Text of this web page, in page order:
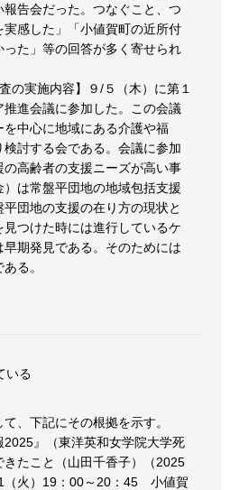
告会だった。つなぐこと、つ
感した」「小値賀町の近所付
た」等の回答が多く寄せられ
の実施内容】９/５（木）に第１
進会議に参加した。この会議
中心に地域にある介護や福
討する会である。会議に参加
の高齢者の支援ニーズが高い事
は常盤平団地の地域包括支援
団地の支援の在り方の現状と
つけた時には進行しているケ
期発見である。そのためには
る。
いる
、下記にその根拠を示す。
2025』（東洋英和女学院大学死
たこと（山田千香子）（2025
（火）19：00～20：45 小値賀